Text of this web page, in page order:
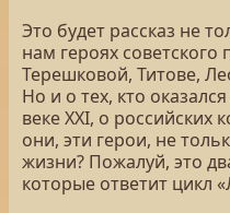
Это будет рассказ не
нам героях советского
Терешковой, Титове,
Но и о тех, кто
веке XXI, о российских
они, эти герои, не
жизни? Пожалуй, это
которые ответит цикл